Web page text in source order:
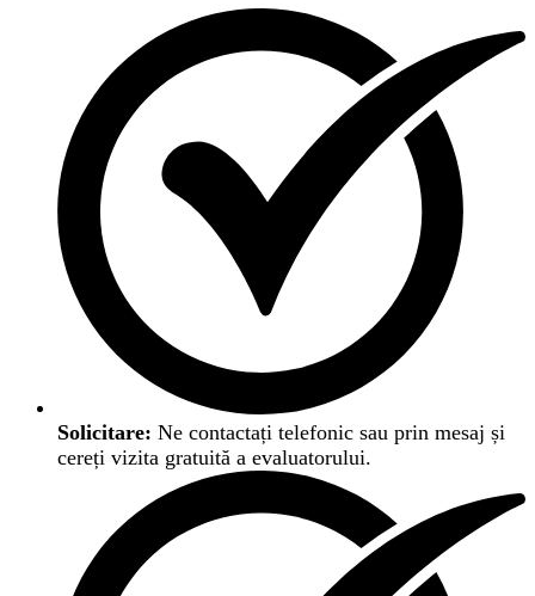
Solicitare: Ne contactați telefonic sau prin mesaj și
cereți vizita gratuită a evaluatorului.